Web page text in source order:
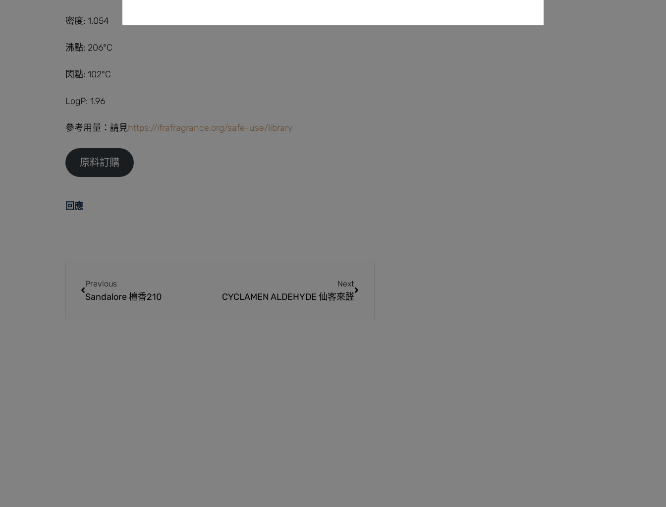
密度: 1.054
沸點: 206°C
閃點: 102°C
LogP: 1.96
參考用量：請見https://ifrafragrance.org/safe-use/library
原料訂購
回應
Previous
Sandalore 檀香210
Next
CYCLAMEN ALDEHYDE 仙客來醛